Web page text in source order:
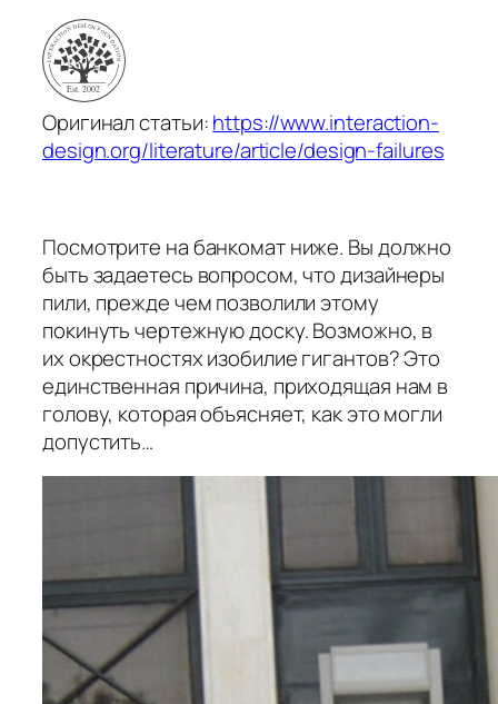
Оригинал статьи:https://www.interaction-
design.org/literature/article/design-failures
Посмотрите на банкомат ниже. Вы должно
быть задаетесь вопросом, что дизайнеры
пили, прежде чем позволили этому
покинуть чертежную доску. Возможно, в
их окрестностях изобилие гигантов? Это
единственная причина, приходящая нам в
голову, которая объясняет, как это могли
допустить…